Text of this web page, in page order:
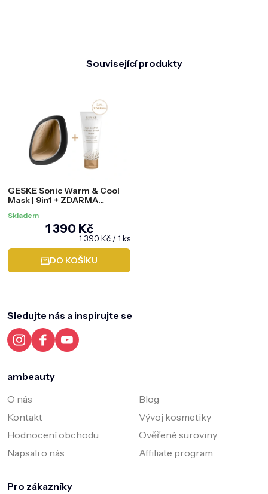
Související produkty
GESKE Sonic Warm & Cool
Mask | 9in1 + ZDARMA
maska na pleť
Skladem
1 390 Kč
Měrná
cena:
1 390 Kč / 1 ks
DO KOŠÍKU
Sledujte nás a inspirujte se
ambeauty
O nás
Kontakt
Hodnocení obchodu
Napsali o nás
Blog
Vývoj kosmetiky
Ověřené suroviny
Affiliate program
Pro zákazníky